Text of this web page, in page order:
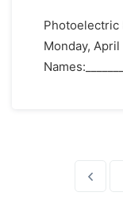
Photoelectric
Monday, April